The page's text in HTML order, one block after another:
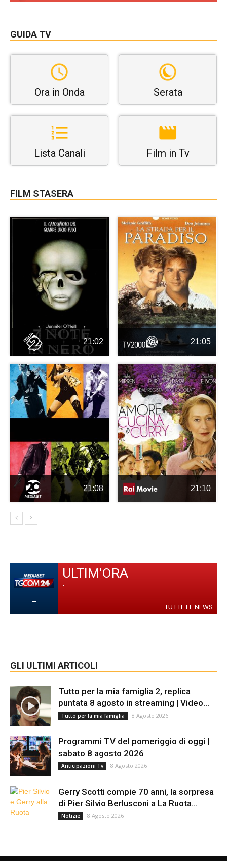
GUIDA TV
Ora in Onda Serata
Lista Canali Film in Tv
FILM STASERA
21:02 21:05
21:08 21:10
-
ULTIM'ORA
-
TUTTE LE NEWS
GLI ULTIMI ARTICOLI
Tutto per la mia famiglia 2, replica
puntata 8 agosto in streaming | Video...
Tutto per la mia famiglia 8 Agosto 2026
Programmi TV del pomeriggio di oggi |
sabato 8 agosto 2026
Anticipazioni Tv 8 Agosto 2026
Gerry Scotti compie 70 anni, la sorpresa
di Pier Silvio Berlusconi a La Ruota...
Notizie 8 Agosto 2026